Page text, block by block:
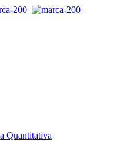
Quantitativa